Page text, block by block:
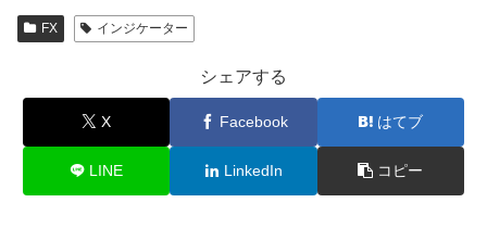
FX インジケーター
シェアする
X Facebook はてブ
LINE LinkedIn コピー